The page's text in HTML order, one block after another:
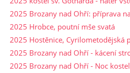
2025 Brozany nad Ohří: příprava
2025 Hrobce, poutní mše svatá
2025 Hostěnice, Cyrilometodějská
2025 Brozany nad Ohří - kácení
2025 Brozany nad Ohří - Noc